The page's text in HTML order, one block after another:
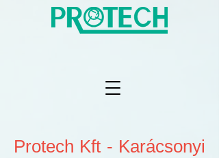
Protech Kft - Karácsonyi